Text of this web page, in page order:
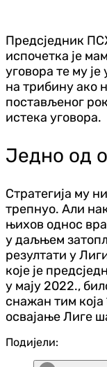
Предсједник
испочетка је
уговора те му је
на трибину ако
постављеног
истека уговора.
Једно од
Стратегија му
трепнуо. Али
њихов однос
у даљњем
резултати у
које је
у мају 2022.,
снажан тим
освајање Лиге
Подијели: